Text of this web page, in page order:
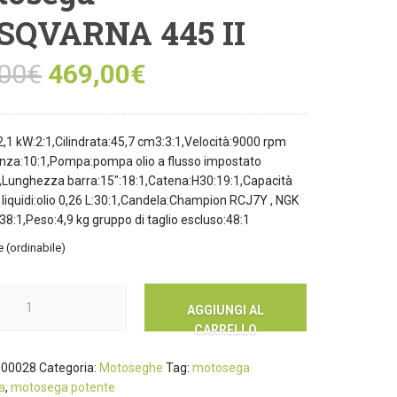
445 II
€ 469,00€
kW:2:1,Cilindrata:45,7 cm3:3:1,Velocità:9000 rpm
olio a flusso impostato
barra:15″:18:1,Catena:H30:19:1,Capacità
0,26 L:30:1,Candela:Champion RCJ7Y , NGK
kg gruppo di taglio escluso:48:1
(ordinabile)
AGGIUNGI AL
CARRELLO
Categoria: Motoseghe Tag:motosega
,motosega potente